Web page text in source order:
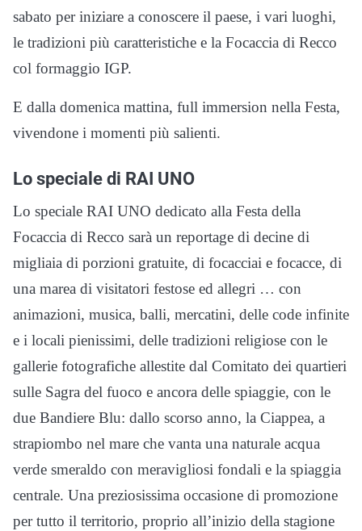
sabato per iniziare a conoscere il paese, i vari luoghi,
le tradizioni più caratteristiche e la Focaccia di Recco
col formaggio IGP.
E dalla domenica mattina, full immersion nella Festa,
vivendone i momenti più salienti.
Lo speciale di RAI UNO
Lo speciale RAI UNO dedicato alla Festa della
Focaccia di Recco sarà un reportage di decine di
migliaia di porzioni gratuite, di focacciai e focacce, di
una marea di visitatori festose ed allegri … con
animazioni, musica, balli, mercatini, delle code infinite
e i locali pienissimi, delle tradizioni religiose con le
gallerie fotografiche allestite dal Comitato dei quartieri
sulle Sagra del fuoco e ancora delle spiaggie, con le
due Bandiere Blu: dallo scorso anno, la Ciappea, a
strapiombo nel mare che vanta una naturale acqua
verde smeraldo con meravigliosi fondali e la spiaggia
centrale. Una preziosissima occasione di promozione
per tutto il territorio, proprio all’inizio della stagione